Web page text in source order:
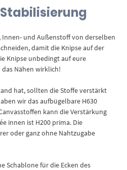
und Außenstoff von derselben
damit die Knipse auf der
Knipse unbedingt auf eure
Nähen wirklich!
hat, sollten die Stoffe verstärkt
wir das aufbügelbare H630
kann die Verstärkung
innen ist H200 prima. Die
oder ganz ohne Nahtzugabe
Schablone für die Ecken des